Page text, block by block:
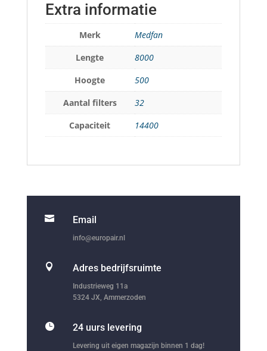
Extra informatie
Merk
Medfan
Lengte
8000
Hoogte
500
Aantal filters
32
Capaciteit
14400
 Email
info@europair.nl
 Adres bedrijfsruimte
Industrieweg 11a
5324 JX, Ammerzoden
 24 uurs levering
Levering uit eigen magazijn binnen 1 dag!